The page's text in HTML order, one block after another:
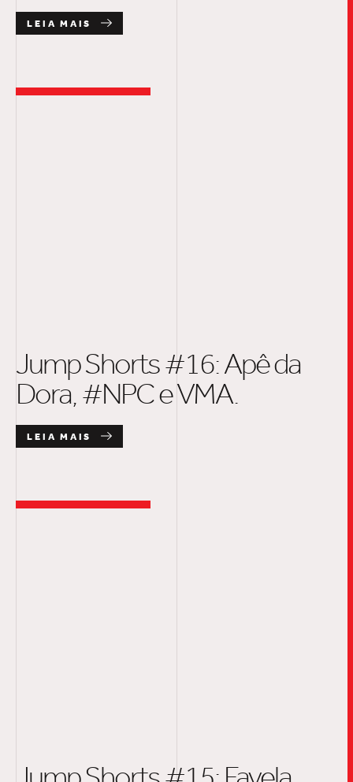
LEIA MAIS
Jump Shorts #16: Apê da
Dora, #NPC e VMA.
LEIA MAIS